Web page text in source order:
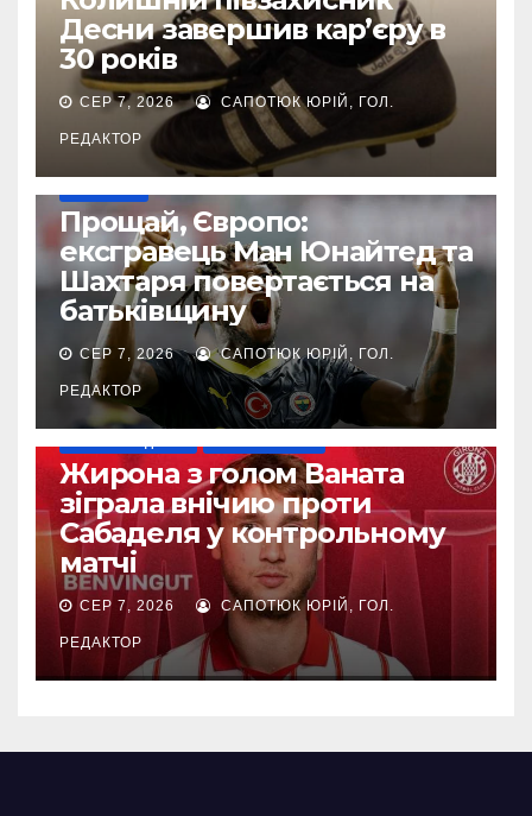
Десни завершив кар’єру в
30 років
СЕР 7, 2026 САПОТЮК ЮРІЙ, ГОЛ.
РЕДАКТОР
Прощай, Європо:
ексгравець Ман Юнайтед та
Шахтаря повертається на
батьківщину
СЕР 7, 2026 САПОТЮК ЮРІЙ, ГОЛ.
РЕДАКТОР
Жирона з голом Ваната
зіграла внічию проти
Сабаделя у контрольному
матчі
СЕР 7, 2026 САПОТЮК ЮРІЙ, ГОЛ.
РЕДАКТОР